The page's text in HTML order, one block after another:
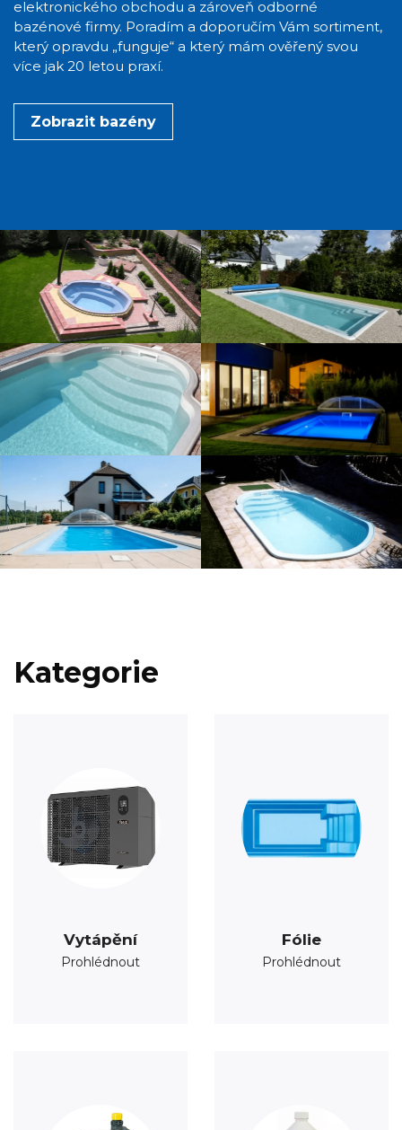
elektronického obchodu a zároveň odborné
bazénové firmy. Poradím a doporučím Vám sortiment,
který opravdu „funguje“ a který mám ověřený svou
více jak 20 letou praxí.
Zobrazit bazény
Kategorie
Vytápění
Prohlédnout
Fólie
Prohlédnout